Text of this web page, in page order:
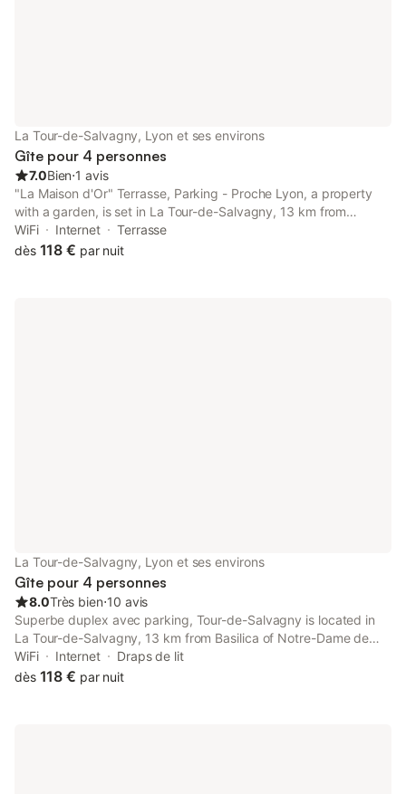
La Tour-de-Salvagny, Lyon et ses environs
Gîte pour 4 personnes
7.0Bien⋅1 avis
"La Maison d'Or" Terrasse, Parking - Proche Lyon, a property
with a garden, is set in La Tour-de-Salvagny, 13 km from
Basilica of Notre-Dame de Fourviere, 14 km from Museum of
Fine Arts of Lyon, as well as 14 km from Musée Miniature et
WiFi Internet
Terrasse
dès 118 € par nuit
La Tour-de-Salvagny, Lyon et ses environs
Gîte pour 4 personnes
8.0Très bien⋅10 avis
Superbe duplex avec parking, Tour-de-Salvagny is located in
La Tour-de-Salvagny, 13 km from Basilica of Notre-Dame de
Fourviere, 14 km from Museum of Fine Arts of Lyon, and 14 km
from Musée Miniature et Cinéma.
WiFi Internet
Draps de lit
dès 118 € par nuit